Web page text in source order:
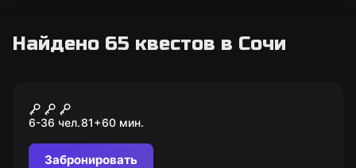
Найдено 65 квестов в Сочи
Супергерои
6-36 чел.81+60 мин.
Забронировать